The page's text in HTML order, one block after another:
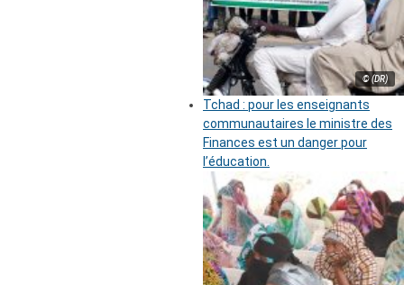
© (DR)
Tchad : pour les enseignants
communautaires le ministre des
Finances est un danger pour
l’éducation.